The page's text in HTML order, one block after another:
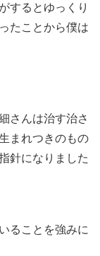
するとゆっくり
たことから僕は
さんは治す治さ
まれつきのもの
針になりました
ることを強みに